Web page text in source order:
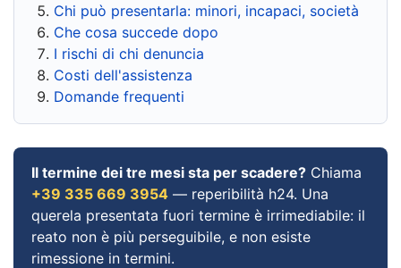
Chi può presentarla: minori, incapaci, società
Che cosa succede dopo
I rischi di chi denuncia
Costi dell'assistenza
Domande frequenti
Il termine dei tre mesi sta per scadere? Chiama
+39 335 669 3954 — reperibilità h24. Una
querela presentata fuori termine è irrimediabile: il
reato non è più perseguibile, e non esiste
rimessione in termini.